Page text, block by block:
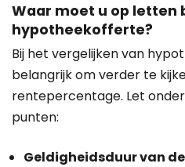
Waar moet u op letten
hypotheekofferte?
Bij het vergelijken van
belangrijk om verder te
rentepercentage. Let
punten:
Geldigheidsduur van